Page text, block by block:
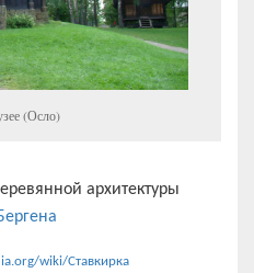
(Осло)
архитектуры
wiki/Ставкирка